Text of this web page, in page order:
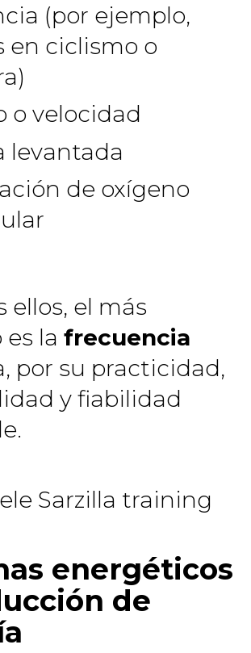
(por ejemplo,
en ciclismo o
o velocidad
levantada
de oxígeno
ellos, el más
la frecuencia
por su practicidad,
y fiabilidad
energéticos
de